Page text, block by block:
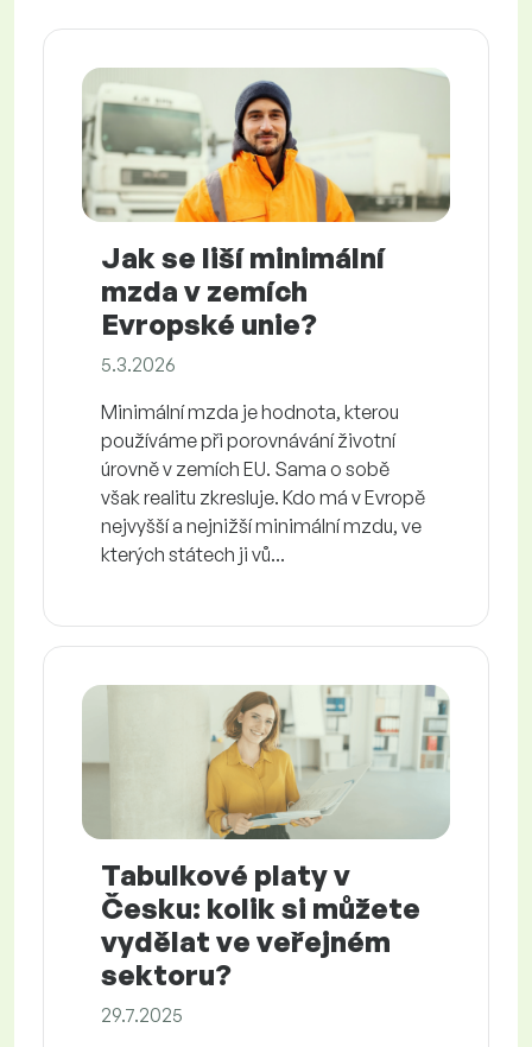
Jak se liší minimální
mzda v zemích
Evropské unie?
5.3.2026
Minimální mzda je hodnota, kterou
používáme při porovnávání životní
úrovně v zemích EU. Sama o sobě
však realitu zkresluje. Kdo má v Evropě
nejvyšší a nejnižší minimální mzdu, ve
kterých státech ji vů...
Tabulkové platy v
Česku: kolik si můžete
vydělat ve veřejném
sektoru?
29.7.2025